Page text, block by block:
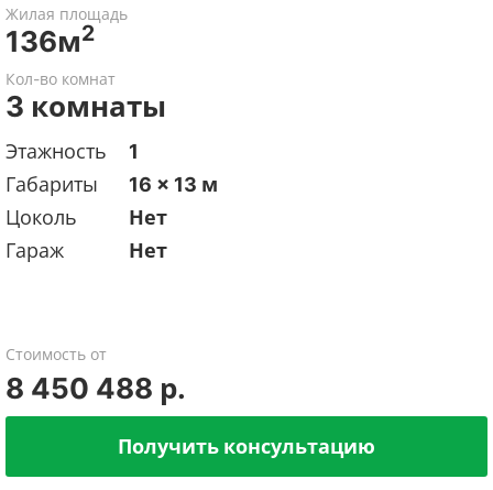
Жилая площадь
136м2
Кол-во комнат
3 комнаты
Этажность
1
Габариты
16 x 13 м
Цоколь
Нет
Гараж
Нет
Стоимость от
8 450 488 р.
Получить консультацию